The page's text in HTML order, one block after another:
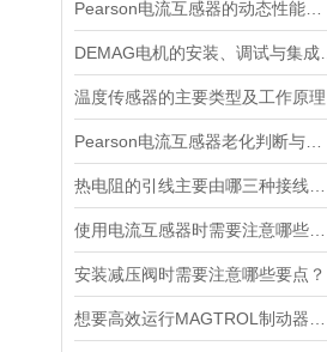
温度传感器的主要类型及工作原理
安装减压阀时需要注意哪些要点？